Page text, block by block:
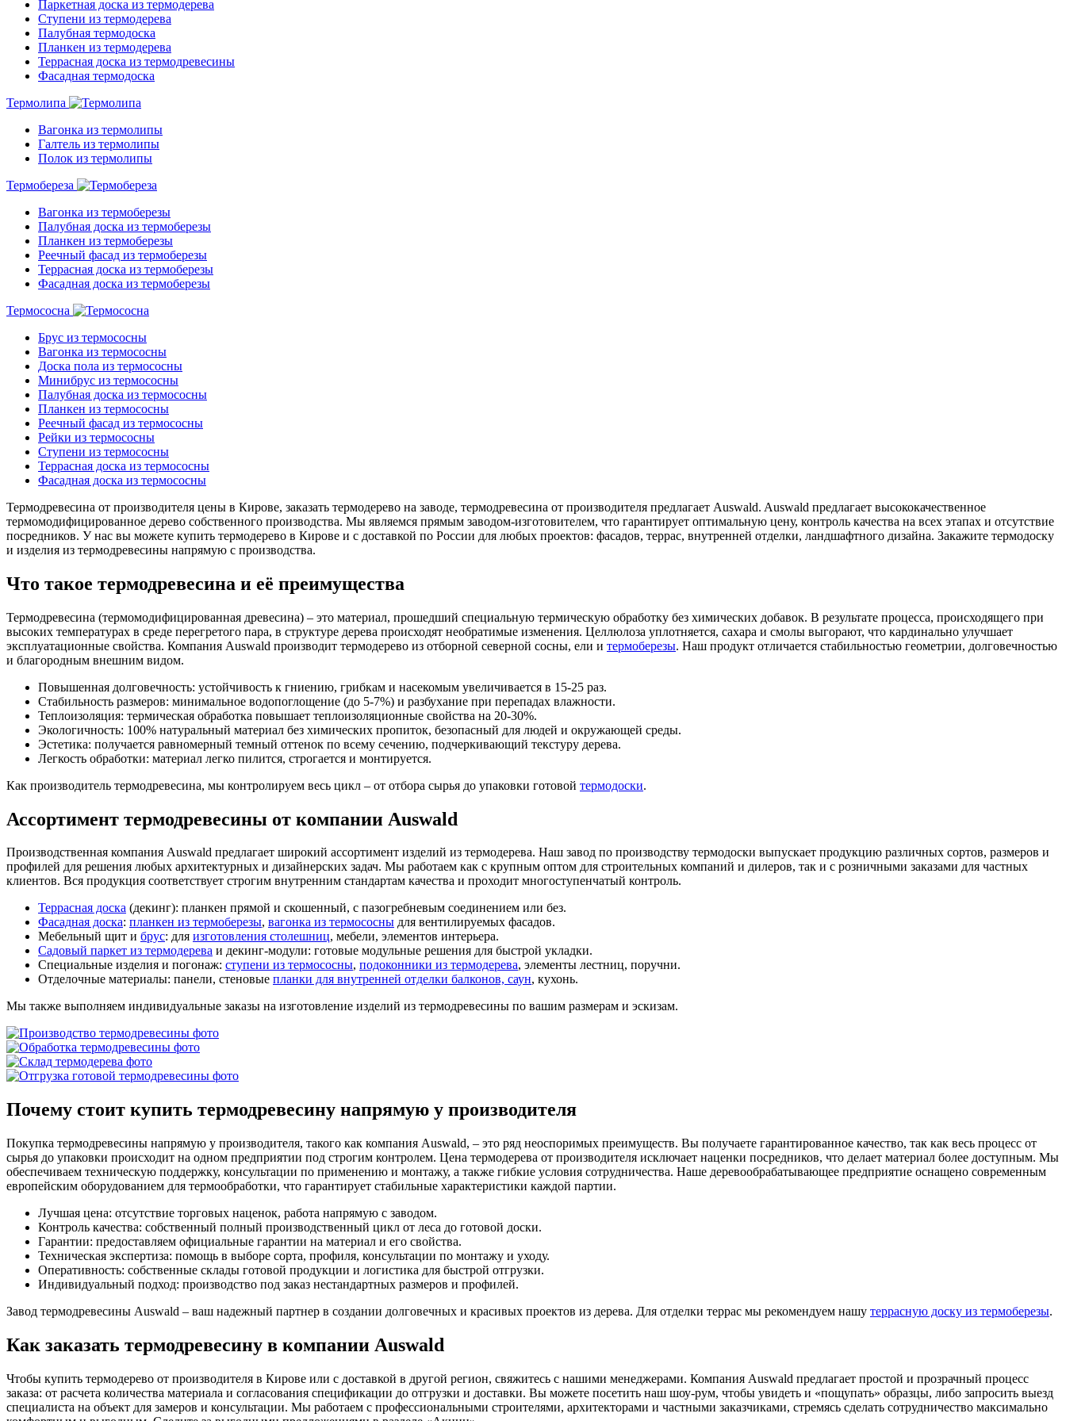
Паркетная доска из термодерева
Ступени из термодерева
Палубная термодоска
Планкен из термодерева
Террасная доска из термодревесины
Фасадная термодоска
Термолипа
Вагонка из термолипы
Галтель из термолипы
Полок из термолипы
Термобереза
Вагонка из термоберезы
Палубная доска из термоберезы
Планкен из термоберезы
Реечный фасад из термоберезы
Террасная доска из термоберезы
Фасадная доска из термоберезы
Термососна
Брус из термососны
Вагонка из термососны
Доска пола из термососны
Минибрус из термососны
Палубная доска из термососны
Планкен из термососны
Реечный фасад из термососны
Рейки из термососны
Ступени из термососны
Террасная доска из термососны
Фасадная доска из термососны
Термодревесина от производителя цены в Кирове, заказать термодерево на заводе, термодревесина от производителя предлагает Auswald. Auswald предлагает высококачественное
термомодифицированное дерево собственного производства. Мы являемся прямым заводом-изготовителем, что гарантирует оптимальную цену, контроль качества на всех этапах и отсутствие
посредников. У нас вы можете купить термодерево в Кирове и с доставкой по России для любых проектов: фасадов, террас, внутренней отделки, ландшафтного дизайна. Закажите термодоску
и изделия из термодревесины напрямую с производства.
Что такое термодревесина и её преимущества
Термодревесина (термомодифицированная древесина) – это материал, прошедший специальную термическую обработку без химических добавок. В результате процесса, происходящего при
высоких температурах в среде перегретого пара, в структуре дерева происходят необратимые изменения. Целлюлоза уплотняется, сахара и смолы выгорают, что кардинально улучшает
эксплуатационные свойства. Компания Auswald производит термодерево из отборной северной сосны, ели и термоберезы. Наш продукт отличается стабильностью геометрии, долговечностью
и благородным внешним видом.
Повышенная долговечность: устойчивость к гниению, грибкам и насекомым увеличивается в 15-25 раз.
Стабильность размеров: минимальное водопоглощение (до 5-7%) и разбухание при перепадах влажности.
Теплоизоляция: термическая обработка повышает теплоизоляционные свойства на 20-30%.
Экологичность: 100% натуральный материал без химических пропиток, безопасный для людей и окружающей среды.
Эстетика: получается равномерный темный оттенок по всему сечению, подчеркивающий текстуру дерева.
Легкость обработки: материал легко пилится, строгается и монтируется.
Как производитель термодревесина, мы контролируем весь цикл – от отбора сырья до упаковки готовой термодоски.
Ассортимент термодревесины от компании Auswald
Производственная компания Auswald предлагает широкий ассортимент изделий из термодерева. Наш завод по производству термодоски выпускает продукцию различных сортов, размеров и
профилей для решения любых архитектурных и дизайнерских задач. Мы работаем как с крупным оптом для строительных компаний и дилеров, так и с розничными заказами для частных
клиентов. Вся продукция соответствует строгим внутренним стандартам качества и проходит многоступенчатый контроль.
Террасная доска (декинг): планкен прямой и скошенный, с пазогребневым соединением или без.
Фасадная доска: планкен из термоберезы, вагонка из термососны для вентилируемых фасадов.
Мебельный щит и брус: для изготовления столешниц, мебели, элементов интерьера.
Садовый паркет из термодерева и декинг-модули: готовые модульные решения для быстрой укладки.
Специальные изделия и погонаж: ступени из термососны, подоконники из термодерева, элементы лестниц, поручни.
Отделочные материалы: панели, стеновые планки для внутренней отделки балконов, саун, кухонь.
Мы также выполняем индивидуальные заказы на изготовление изделий из термодревесины по вашим размерам и эскизам.
Почему стоит купить термодревесину напрямую у производителя
Покупка термодревесины напрямую у производителя, такого как компания Auswald, – это ряд неоспоримых преимуществ. Вы получаете гарантированное качество, так как весь процесс от
сырья до упаковки происходит на одном предприятии под строгим контролем. Цена термодерева от производителя исключает наценки посредников, что делает материал более доступным. Мы
обеспечиваем техническую поддержку, консультации по применению и монтажу, а также гибкие условия сотрудничества. Наше деревообрабатывающее предприятие оснащено современным
европейским оборудованием для термообработки, что гарантирует стабильные характеристики каждой партии.
Лучшая цена: отсутствие торговых наценок, работа напрямую с заводом.
Контроль качества: собственный полный производственный цикл от леса до готовой доски.
Гарантии: предоставляем официальные гарантии на материал и его свойства.
Техническая экспертиза: помощь в выборе сорта, профиля, консультации по монтажу и уходу.
Оперативность: собственные склады готовой продукции и логистика для быстрой отгрузки.
Индивидуальный подход: производство под заказ нестандартных размеров и профилей.
Завод термодревесины Auswald – ваш надежный партнер в создании долговечных и красивых проектов из дерева. Для отделки террас мы рекомендуем нашу террасную доску из термоберезы.
Как заказать термодревесину в компании Auswald
Чтобы купить термодерево от производителя в Кирове или с доставкой в другой регион, свяжитесь с нашими менеджерами. Компания Auswald предлагает простой и прозрачный процесс
заказа: от расчета количества материала и согласования спецификации до отгрузки и доставки. Вы можете посетить наш шоу-рум, чтобы увидеть и «пощупать» образцы, либо запросить выезд
специалиста на объект для замеров и консультации. Мы работаем с профессиональными строителями, архитекторами и частными заказчиками, стремясь сделать сотрудничество максимально